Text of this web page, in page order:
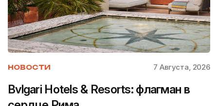
НОВОСТИ 7 Августа, 2026
Bvlgari Hotels & Resorts: флагман в